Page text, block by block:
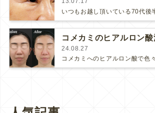
コメカミのヒアルロン
24.08.27